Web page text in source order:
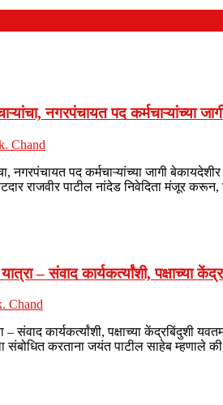
नगरपंचायत पद कर्मचाऱ्यांच्या
Chand
नगरपंचायत पद कर्मचाऱ्यांच्या जागी
राजवीर पाटील नांदेड निवेदिता मंजूर
– संवाद कार्यकर्त्यांशी, पक्षाच्या
Chand
– संवाद कार्यकर्त्यांशी, पक्षाच्या
संबोधित करताना जयंत पाटील साहेब म्हणाले